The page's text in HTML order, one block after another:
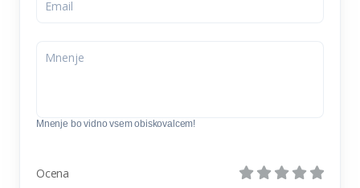
Mnenje bo vidno vsem obiskovalcem!
Ocena